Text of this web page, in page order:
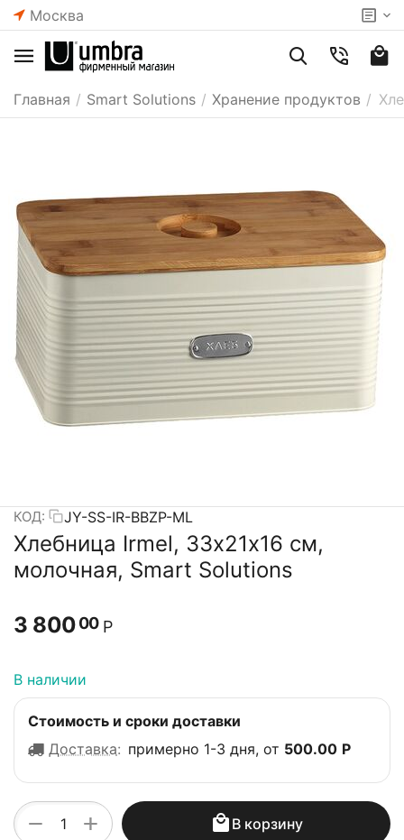
Москва
Главная / Smart Solutions / Хранение продуктов /
КОД: JY-SS-IR-BBZP-ML
Хлебница Irmel, 33х21х16 см,
молочная, Smart Solutions
3 80000 Р
В наличии
Стоимость и сроки доставки
Доставка: примерно 1-3 дня, от 500.00 Р
+
− В корзину